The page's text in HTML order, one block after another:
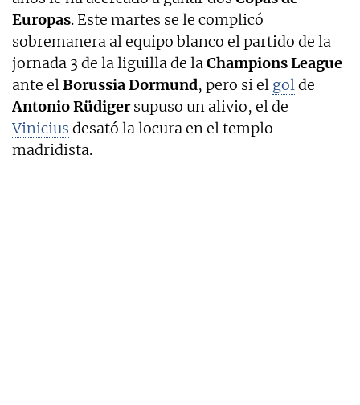
Europas. Este martes se le complicó
sobremanera al equipo blanco el partido de la
jornada 3 de la liguilla de laChampions League
ante elBorussia Dormund, pero si el golde
Antonio Rüdigersupuso un alivio, el de
Vinicius desató la locura en el templo
madridista.